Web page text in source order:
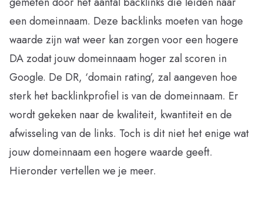
een domeinnaam. Deze backlinks moeten van hoge
waarde zijn wat weer kan zorgen voor een hogere
DA zodat jouw domeinnaam hoger zal scoren in
Google. De DR, ‘domain rating’, zal aangeven hoe
sterk het backlinkprofiel is van de domeinnaam. Er
wordt gekeken naar de kwaliteit, kwantiteit en de
afwisseling van de links. Toch is dit niet het enige wat
jouw domeinnaam een hogere waarde geeft.
Hieronder vertellen we je meer.